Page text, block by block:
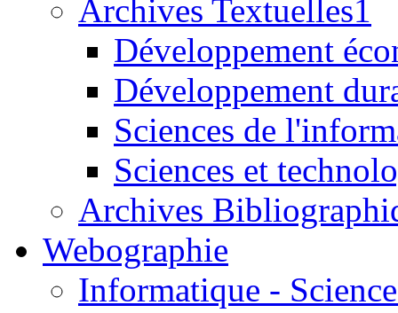
Archives Textuelles1
Développement
Développement
Sciences de
Sciences et
Archives
Webographie
Informatique -